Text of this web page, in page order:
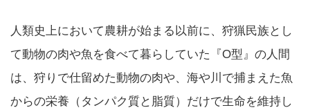
人類史上において農耕が始まる以前に、狩猟民族とし
て動物の肉や魚を食べて暮らしていた『O型』の人間
は、狩りで仕留めた動物の肉や、海や川で捕まえた魚
からの栄養（タンパク質と脂質）だけで生命を維持し